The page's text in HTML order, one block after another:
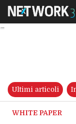
Ultimi articoli
WHITE PAPER